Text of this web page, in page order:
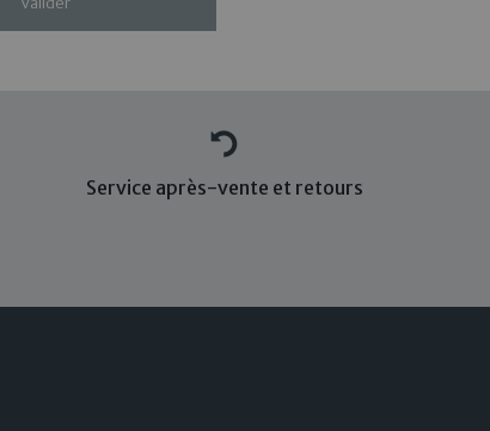
Service après-vente et retours